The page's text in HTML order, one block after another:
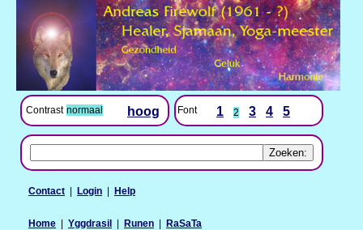
Contrast normaal hoog Font 1 2 3 4 5
Contact | Login | Help
Home | Yggdrasil | Runen | RaSaTa